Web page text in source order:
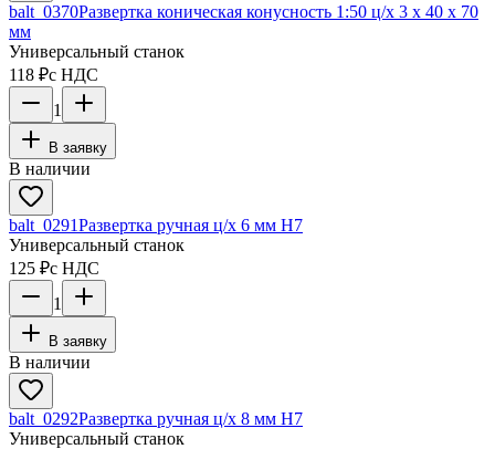
balt_0370Развертка коническая конусность 1:50 ц/х 3 х 40 х 70
мм
Универсальный станок
118 ₽с НДС
1
В заявку
В наличии
balt_0291Развертка ручная ц/х 6 мм Н7
Универсальный станок
125 ₽с НДС
1
В заявку
В наличии
balt_0292Развертка ручная ц/х 8 мм Н7
Универсальный станок